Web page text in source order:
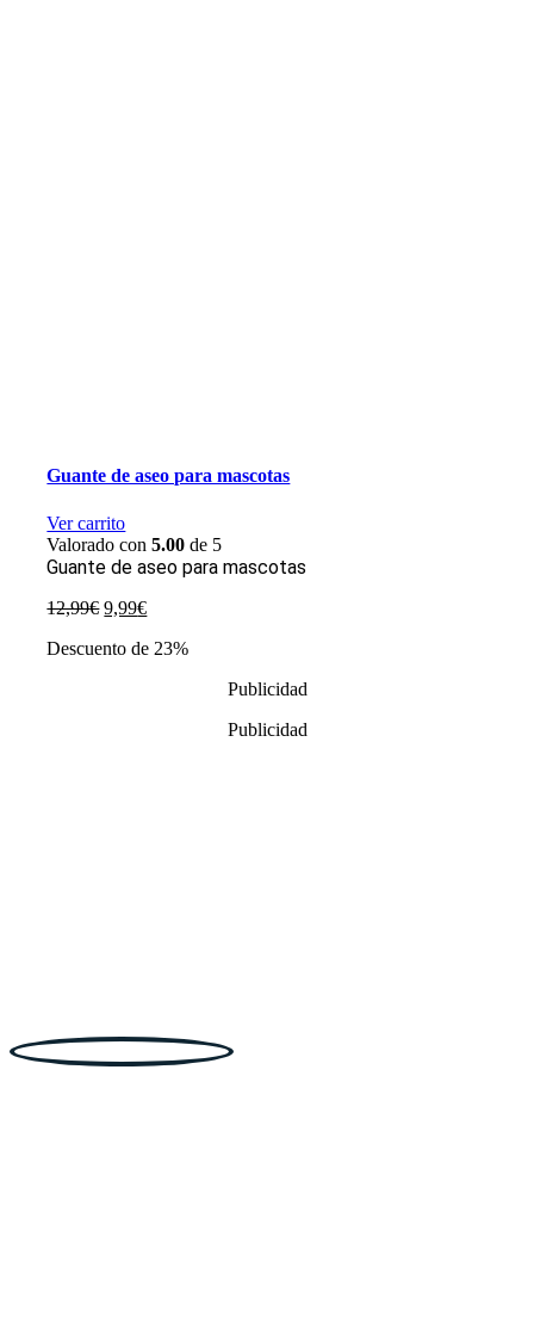
Guante de aseo para mascotas
Ver carrito
Valorado con5.00 de 5
Guante de aseo para mascotas
12,99€ El
original
9,99€El
actual
Descuento de 23%
Publicidad
Publicidad